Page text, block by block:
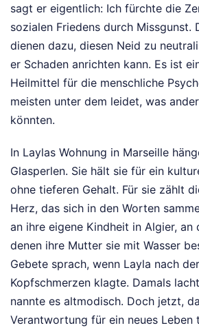
sagt er eigentlich: Ich fürchte die
sozialen Friedens durch Missgunst.
dienen dazu, diesen Neid zu
er Schaden anrichten kann. Es ist
Heilmittel für die menschliche
meisten unter dem leidet, was
könnten.
In Laylas Wohnung in Marseille
Glasperlen. Sie hält sie für ein
ohne tieferen Gehalt. Für sie zählt
Herz, das sich in den Worten
an ihre eigene Kindheit in Algier, an
denen ihre Mutter sie mit Wasser
Gebete sprach, wenn Layla nach
Kopfschmerzen klagte. Damals
nannte es altmodisch. Doch jetzt,
Verantwortung für ein neues Leben